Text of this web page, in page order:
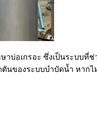
อเกรอะ ซึ่งเป็นระบบที่
นของระบบบำบัดน้ำ หา